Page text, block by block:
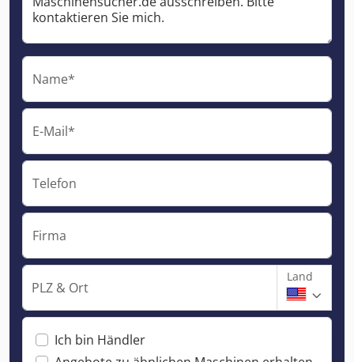
Name*
E-Mail*
Telefon
Firma
PLZ & Ort
Land
Ich bin Händler